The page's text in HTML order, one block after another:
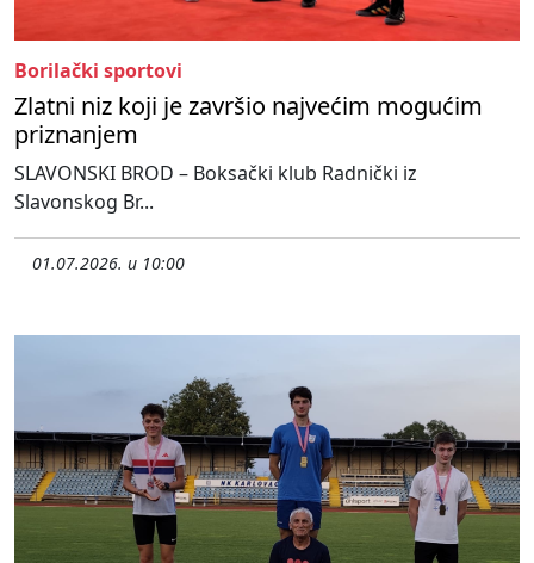
Borilački sportovi
Zlatni niz koji je završio najvećim mogućim
priznanjem
SLAVONSKI BROD – Boksački klub Radnički iz
Slavonskog Br...
01.07.2026. u 10:00